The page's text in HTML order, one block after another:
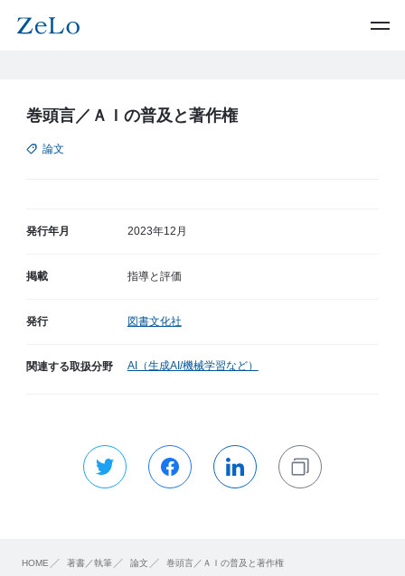
巻頭言／ＡＩの普及と著作権
論文
発行年月 2023年12月
掲載 指導と評価
発行 図書文化社
関連する取扱分野 AI（生成AI/機械学習など）
HOME 著書／執筆 論文 巻頭言／ＡＩの普及と著作権